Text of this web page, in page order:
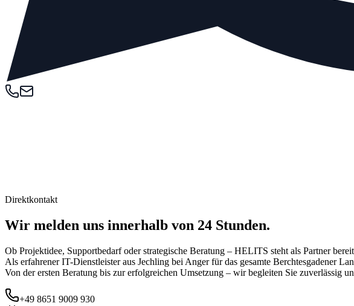
Direktkontakt
Wir melden uns innerhalb von 24 Stunden.
Ob Projektidee, Supportbedarf oder strategische Beratung – HELITS steht als Partner
Als erfahrener IT-Dienstleister aus Jechling bei Anger für das gesamte Berchtesgadener
Von der ersten Beratung bis zur erfolgreichen Umsetzung – wir begleiten Sie zuverlässig
+49 8651 9009 930